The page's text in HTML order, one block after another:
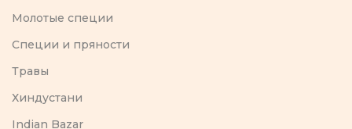
Молотые специи
Специи и пряности
Травы
Хиндустани
Indian Bazar